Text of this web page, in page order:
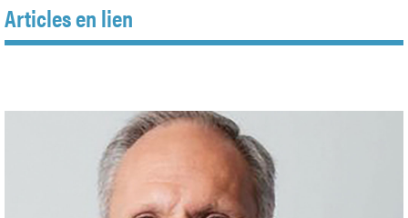
Articles en lien